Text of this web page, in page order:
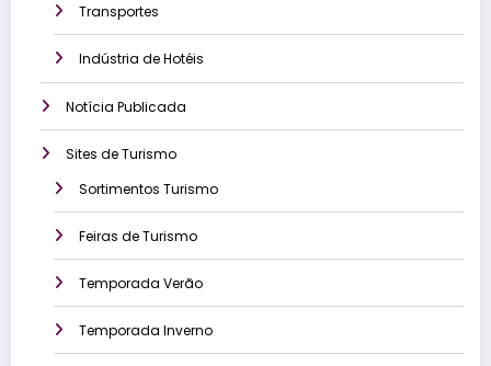
Transportes
Indústria de Hotéis
Notícia Publicada
Sites de Turismo
Sortimentos Turismo
Feiras de Turismo
Temporada Verão
Temporada Inverno